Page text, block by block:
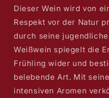
Dieser Wein wird von
Respekt vor der Natur
durch seine
Weißwein spiegelt die
Frühling wider und
belebende Art. Mit
intensiven Aromen